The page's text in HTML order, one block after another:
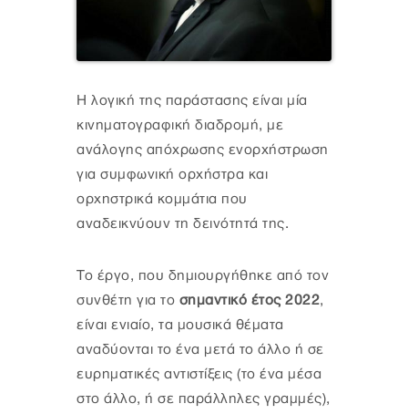
Η λογική της παράστασης είναι μία
κινηματογραφική διαδρομή, με
ανάλογης απόχρωσης ενορχήστρωση
για συμφωνική ορχήστρα και
ορχηστρικά κομμάτια που
αναδεικνύουν τη δεινότητά της.
Το έργο, που δημιουργήθηκε από τον
συνθέτη για το σημαντικό έτος 2022,
είναι ενιαίο, τα μουσικά θέματα
αναδύονται το ένα μετά το άλλο ή σε
ευρηματικές αντιστίξεις (το ένα μέσα
στο άλλο, ή σε παράλληλες γραμμές),